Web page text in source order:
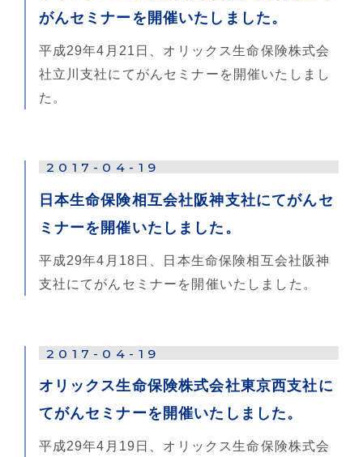
がんセミナーを開催いたしました。
平成29年4月21日、オリックス生命保険株式会
社立川支社にてがんセミナーを開催いたしまし
た。
2017-04-19
日本生命保険相互会社阪神支社にてがんセ
ミナーを開催いたしました。
平成29年4月18日、日本生命保険相互会社阪神
支社にてがんセミナーを開催いたしました。
2017-04-19
オリックス生命保険株式会社東京西支社に
てがんセミナーを開催いたしました。
平成29年4月19日、オリックス生命保険株式会